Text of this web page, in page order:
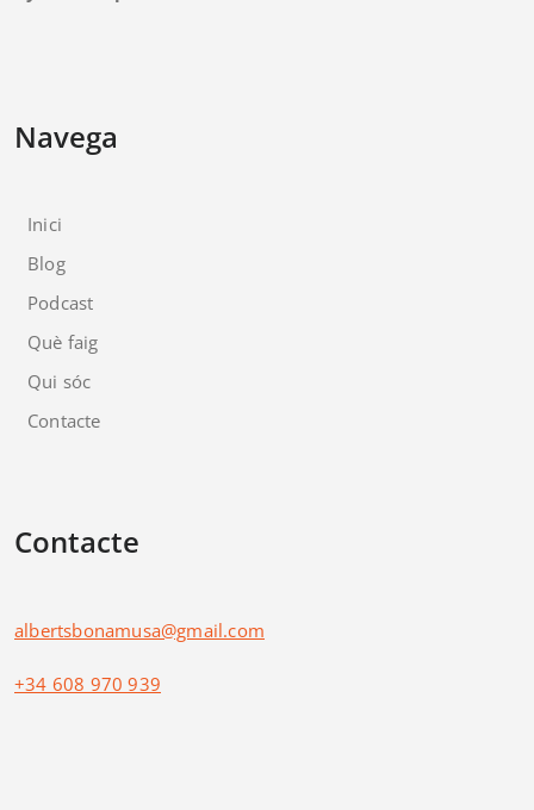
Navega
Inici
Blog
Podcast
Què faig
Qui sóc
Contacte
Contacte
albertsbonamusa@gmail.com
+34 608 970 939